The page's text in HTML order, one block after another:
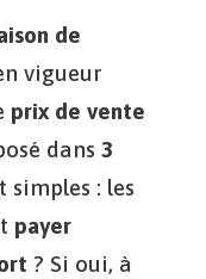
de
vigueur
prix de vente
dans 3
simples : les
payer
? Si oui, à